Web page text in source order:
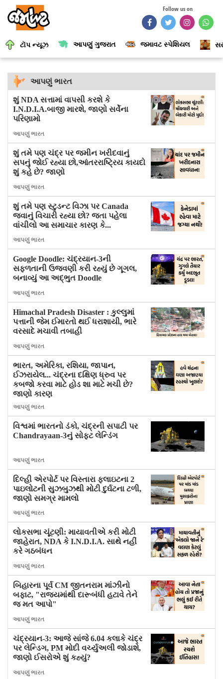
Follow us on
ટૉપ ન્યૂઝ આપણું ગુજરાત જમાવટ સ્પેશિયલ
આપણું ભારત
શું NDA સત્તામાં વાપસી કરશે કે
I.N.D.I.A.બાજી મારશે, જાણો સર્વેના
પરિણામો
આપણું ભારત
શું તમે પણ ચંદ્ર પર જમીન ખરીદવાનું
સપનું જોઈ રહ્યા છો,આંતરરાષ્ટ્રિય કાયદો
શું કહે છે? જાણો
આપણું ભારત
શું તમે પણ સ્ટુડન્ટ વિઝા પર Canada
જવાનું વિચારી રહ્યા છો? જતા પહેલા
વાંચીલો આ સમાચાર કારણ કે...
આપણું ભારત
Google Doodle: ચંદ્રયાન-3ની
સફળતાની ઉજવણી કરી રહ્યું છે ગૂગલ,
બનાવ્યું આ અદ્ભુત Doodle
આપણું ભારત
Himachal Pradesh Disaster : કુલ્લુમાં
પત્તાની જેમ ઈમારતો થઈ ધરાશાયી, ભારે
વરસાદે મચાવી તબાહી
આપણું ભારત
ભારત, અમેરિકા, રશિયા, જાપાન,
ઈઝરાયેલ... ચંદ્રના દક્ષિણ ધ્રુવ પર
કબજો કરવા માટે હોડ શા માટે મચી છે?
જાણો કારણ
આપણું ભારત
વિશ્વમાં ભારતનો ડંકો, ચંદ્રની સપાટી પર
Chandrayaan-3નું સોફ્ટ લેન્ડિંગ
આપણું ભારત
દિલ્હી એરપોર્ટ પર વિસ્તારા ફ્લાઇટના 2
પાઇલોટની સુઝબુઝથી મોટી દુર્ઘટના ટળી,
જાણો સમગ્ર મામલો
આપણું ભારત
લોકસભા ચૂંટણી: માયાવતીએ કરી મોટી
જાહેરાત, NDA કે I.N.D.I.A. સાથે નહીં
કરે ગઠબંધન
આપણું ભારત
બિહારના પૂર્વ CM જીતનરામ માંઝીનો
બફાટ, "રાજ્યમાંથી દારૂબંધી હટાવે તેને
જ મત આપો"
આપણું ભારત
ચંદ્રયાન-3: આજે સાંજે 6.04 કલાકે ચંદ્ર
પર લેન્ડિગ, PM મોદી વર્ચ્યુઅલી જોડાશે,
જાણો ઈસરોએ શું કહ્યું?
આપણું ભારત